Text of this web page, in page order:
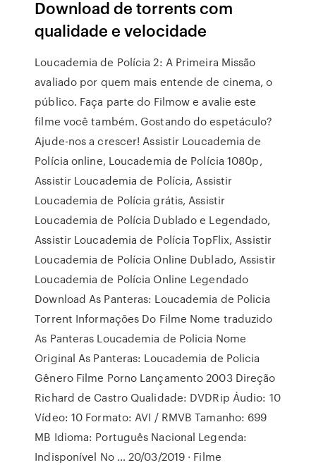
Download de torrents com
qualidade e velocidade
Loucademia de Polícia 2: A Primeira Missão
avaliado por quem mais entende de cinema, o
público. Faça parte do Filmow e avalie este
filme você também. Gostando do espetáculo?
Ajude-nos a crescer! Assistir Loucademia de
Polícia online, Loucademia de Polícia 1080p,
Assistir Loucademia de Polícia, Assistir
Loucademia de Polícia grátis, Assistir
Loucademia de Polícia Dublado e Legendado,
Assistir Loucademia de Polícia TopFlix, Assistir
Loucademia de Polícia Online Dublado, Assistir
Loucademia de Polícia Online Legendado
Download As Panteras: Loucademia de Policia
Torrent Informações Do Filme Nome traduzido
As Panteras Loucademia de Policia Nome
Original As Panteras: Loucademia de Policia
Gênero Filme Porno Lançamento 2003 Direção
Richard de Castro Qualidade: DVDRip Áudio: 10
Vídeo: 10 Formato: AVI / RMVB Tamanho: 699
MB Idioma: Português Nacional Legenda:
Indisponível No … 20/03/2019 · Filme